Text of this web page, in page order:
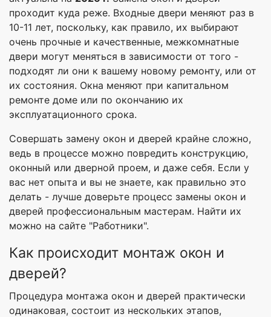
проходит куда реже. Входные двери меняют раз в
10-11 лет, поскольку, как правило, их выбирают
очень прочные и качественные, межкомнатные
двери могут меняться в зависимости от того -
подходят ли они к вашему новому ремонту, или от
их состояния. Окна меняют при капитальном
ремонте доме или по окончанию их
эксплуатационного срока.
Совершать замену окон и дверей крайне сложно,
ведь в процессе можно повредить конструкцию,
оконный или дверной проем, и даже себя. Если у
вас нет опыта и вы не знаете, как правильно это
делать - лучше доверьте процесс замены окон и
дверей профессиональным мастерам. Найти их
можно на сайте "Работники".
Как происходит монтаж окон и
дверей?
Процедура монтажа окон и дверей практически
одинаковая, состоит из нескольких этапов,